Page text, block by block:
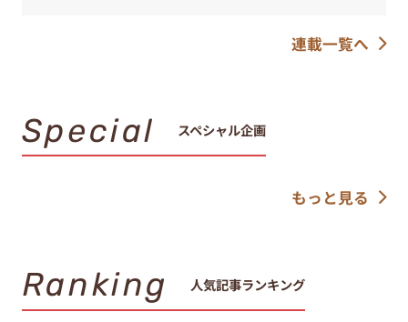
連載一覧へ
Special スペシャル企画
もっと見る
Ranking 人気記事ランキング